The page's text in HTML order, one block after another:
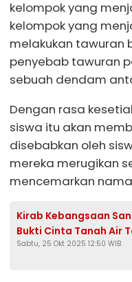
kelompok yang
kelompok yang
melakukan tawuran
penyebab tawuran
sebuah dendam
Dengan rasa
siswa itu akan
disebabkan oleh
mereka merugikan
mencemarkan
Kirab Kebangsaan
Bukti Cinta Tanah Air
Sabtu, 25 Okt 2025 12:50 WIB